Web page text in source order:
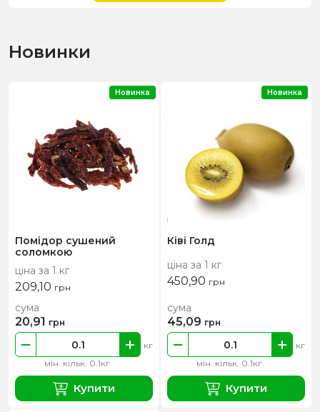
Новинки
Помідор сушений
соломкою
ціна за 1 кг
209,10 грн
мін. кільк. 0.1кг
кг
сума
20,91 грн
Купити
Новинка
Ківі Голд
ціна за 1 кг
450,90 грн
мін. кільк. 0.1кг
кг
сума
45,09 грн
Купити
Новинка